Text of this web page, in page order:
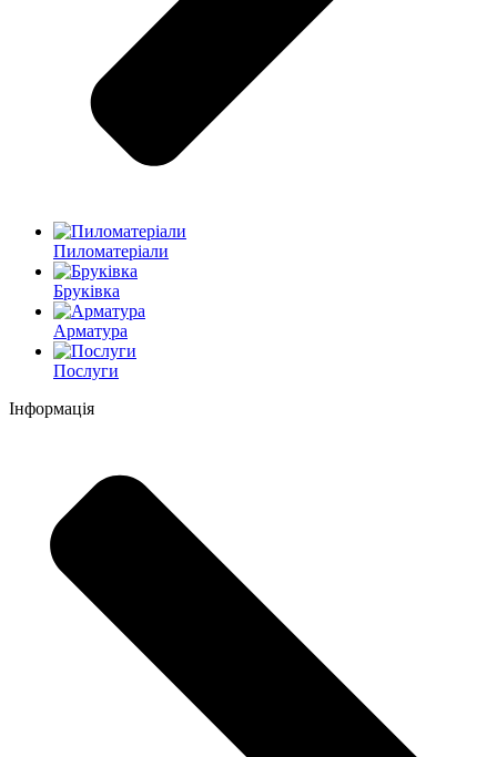
Пиломатеріали
Бруківка
Арматура
Послуги
Інформація